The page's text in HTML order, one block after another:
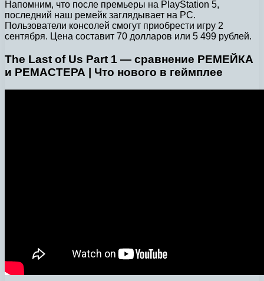
Напомним, что после премьеры на PlayStation 5,
последний наш ремейк заглядывает на PC.
Пользователи консолей смогут приобрести игру 2
сентября. Цена составит 70 долларов или 5 499 рублей.
The Last of Us Part 1 — сравнение РЕМЕЙКА
и РЕМАСТЕРА | Что нового в геймплее